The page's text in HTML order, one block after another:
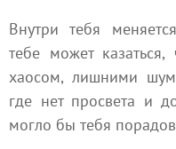
Внутри тебя
тебе может
хаосом, лишними
где нет просвета и
могло бы тебя